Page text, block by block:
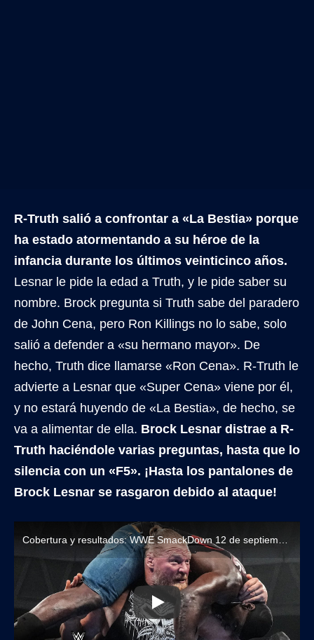
R-Truth salió a confrontar a «La Bestia» porque
ha estado atormentando a su héroe de la
infancia durante los últimos veinticinco años.
Lesnar le pide la edad a Truth, y le pide saber su
nombre. Brock pregunta si Truth sabe del paradero
de John Cena, pero Ron Killings no lo sabe, solo
salió a defender a «su hermano mayor». De
hecho, Truth dice llamarse «Ron Cena». R-Truth le
advierte a Lesnar que «Super Cena» viene por él,
y no estará huyendo de «La Bestia», de hecho, se
va a alimentar de ella. Brock Lesnar distrae a R-
Truth haciéndole varias preguntas, hasta que lo
silencia con un «F5». ¡Hasta los pantalones de
Brock Lesnar se rasgaron debido al ataque!